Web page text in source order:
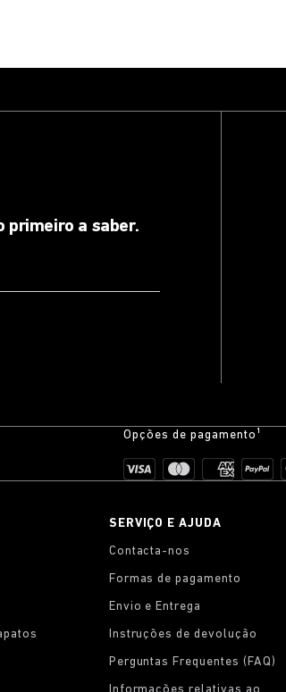
primeiro a saber.
Opções de pagamento¹
SERVIÇO E AJUDA
Contacta-nos
Formas de pagamento
Envio e Entrega
Instruções de devolução
Perguntas Frequentes (FAQ)